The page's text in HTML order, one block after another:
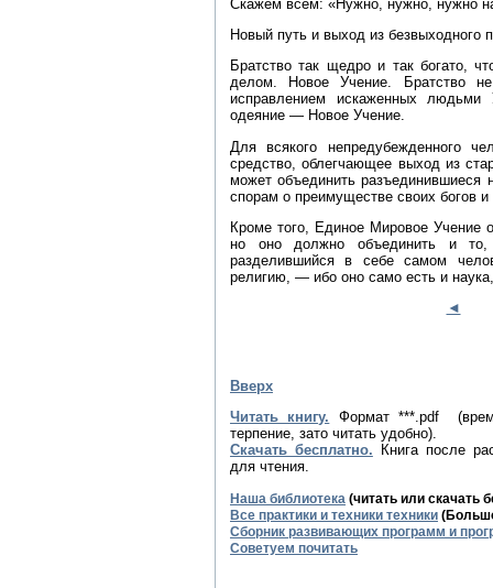
Скажем всем: «Нужно, нужно, нужно
Новый путь и выход из безвыходного
Братство так щедро и так богато,
делом. Новое Учение. Братство
исправлением искаженных людьми
одеяние — Новое Учение.
Для всякого непредубежденного
средство, облегчающее выход из
может объединить
спорам о преимуществе своих богов и
Кроме того, Единое Мировое Учение
но оно должно объединить и
разделившийся в себе самом
религию, — ибо оно само есть и
◄
Вверх
Читать книгу.
Формат ***.pdf
терпение, зато читать удобно).
Скачать бесплатно. Книга после
для чтения.
Наша библиотека (читать или скачать
Все практики и техники техники
Сборник развивающих программ и
Советуем почитать